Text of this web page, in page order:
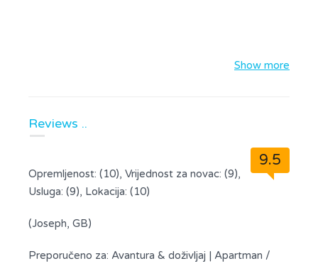
Show more
Reviews ..
9.5
Opremljenost: (10), Vrijednost za novac: (9),
Usluga: (9), Lokacija: (10)
(Joseph, GB)
Preporučeno za: Avantura & doživljaj | Apartman /